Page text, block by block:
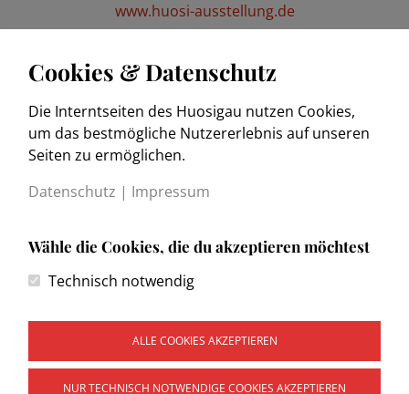
www.huosi-ausstellung.de
www.trachtenkulturmuseum.de
Impressum
Datenschutzerklärung
Wegweiser
Cookies & Datenschutz
Die Interntseiten des Huosigau nutzen Cookies,
um das bestmögliche Nutzererlebnis auf unseren
Seiten zu ermöglichen.
Datenschutz | Impressum
Wähle die Cookies, die du akzeptieren möchtest
Technisch notwendig
ALLE COOKIES AKZEPTIEREN
NUR TECHNISCH NOTWENDIGE COOKIES AKZEPTIEREN